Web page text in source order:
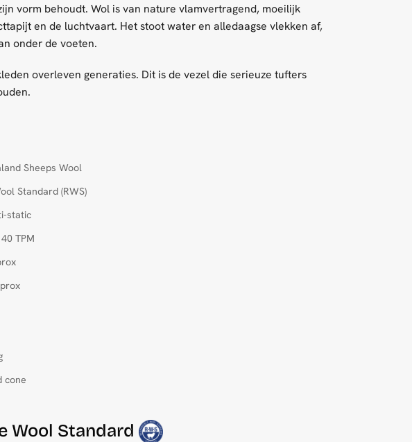
vorm behoudt. Wol is van nature vlamvertragend, moeilijk
en de luchtvaart. Het stoot water en alledaagse vlekken af,
onder de voeten.
overleven generaties. Dit is de vezel die serieuze tufters
Sheeps Wool
Standard (RWS)
static
TPM
cone
Wool Standard